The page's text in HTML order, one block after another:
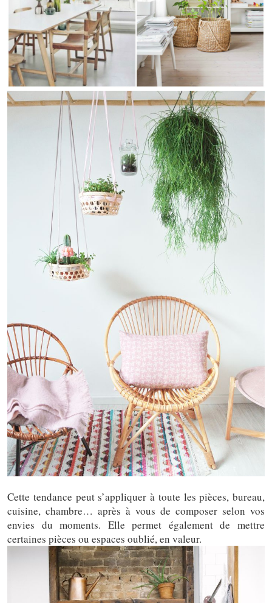
Cette tendance peut s’appliquer à toute les pièces, bureau,
cuisine, chambre… après à vous de composer selon vos
envies du moments. Elle permet également de mettre
certaines pièces ou espaces oublié, en valeur.